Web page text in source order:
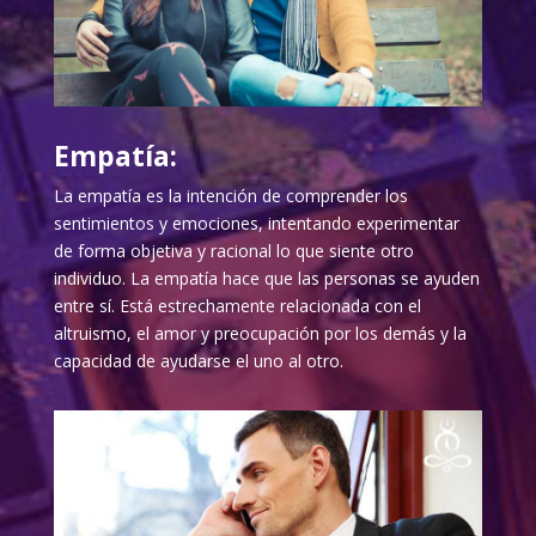
Empatía:
La empatía es la intención de comprender los
sentimientos y emociones, intentando experimentar
de forma objetiva y racional lo que siente otro
individuo. La empatía hace que las personas se ayuden
entre sí. Está estrechamente relacionada con el
altruismo, el amor y preocupación por los demás y la
capacidad de ayudarse el uno al otro.